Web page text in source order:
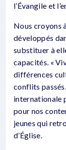
l’Évangile et
Nous croyons
développés
substituer à
capacités. «
différences
conflits
internationale
pour nos
jeunes qui
d’Église.